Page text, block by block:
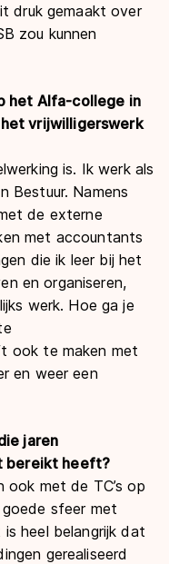
druk gemaakt over
zou kunnen
het Alfa-college in
vrijwilligerswerk
is. Ik werk als
Bestuur. Namens
de externe
met accountants
die ik leer bij het
en organiseren,
werk. Hoe ga je
ook te maken met
en weer een
jaren
bereikt heeft?
met de TC’s op
sfeer met
is heel belangrijk dat
gerealiseerd